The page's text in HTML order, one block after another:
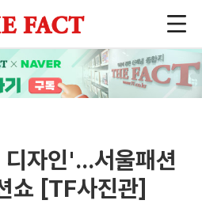
자인'...서울패션
쇼 [TF사진관]